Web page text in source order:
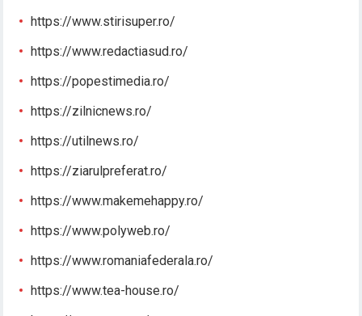
https://www.stirisuper.ro/
https://www.redactiasud.ro/
https://popestimedia.ro/
https://zilnicnews.ro/
https://utilnews.ro/
https://ziarulpreferat.ro/
https://www.makemehappy.ro/
https://www.polyweb.ro/
https://www.romaniafederala.ro/
https://www.tea-house.ro/